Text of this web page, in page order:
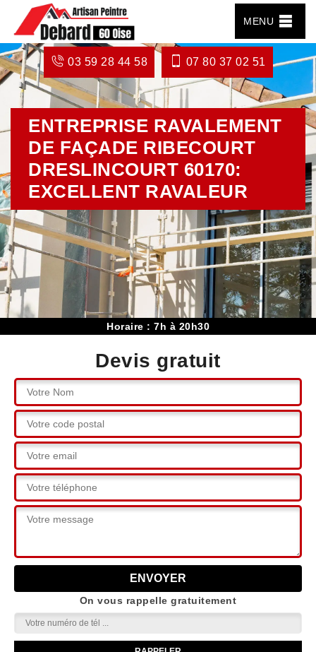
MENU
03 59 28 44 58 07 80 37 02 51
ENTREPRISE RAVALEMENT
DE FAÇADE RIBECOURT
DRESLINCOURT 60170:
EXCELLENT RAVALEUR
Horaire : 7h à 20h30
Devis gratuit
On vous rappelle gratuitement